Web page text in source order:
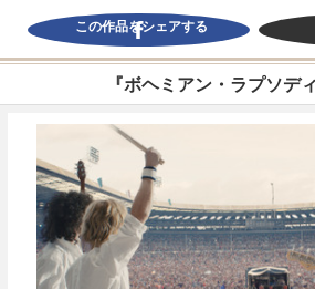
この作品をシェアする
『ボヘミアン・ラプソデ